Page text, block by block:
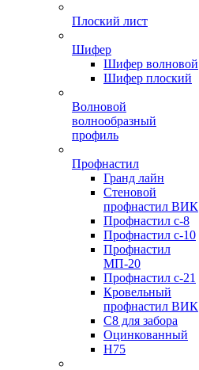
Плоский лист
Шифер
Шифер волновой
Шифер плоский
Волновой
волнообразный
профиль
Профнастил
Гранд лайн
Стеновой
профнастил ВИК
Профнастил с-8
Профнастил с-10
Профнастил
МП-20
Профнастил с-21
Кровельный
профнастил ВИК
С8 для забора
Оцинкованный
Н75